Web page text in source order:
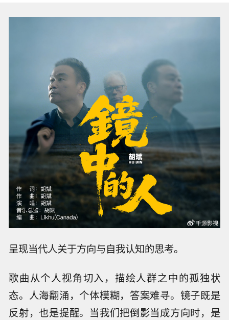
呈现当代人关于方向与自我认知的思考。
歌曲从个人视角切入，描绘人群之中的孤独状
态。人海翻涌，个体模糊，答案难寻。镜子既是
反射，也是提醒。当我们把倒影当成方向时，是